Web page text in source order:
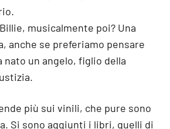
musicalmente poi? Una
anche se preferiamo pensare
nato un angelo, figlio della
più sui vinili, che pure sono
Si sono aggiunti i libri, quelli di